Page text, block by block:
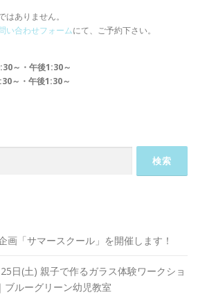
ありません。
い合わせフォームにて、ご予約下さい。
～・午後1:30～
・午後1:30～
画「サマースクール」を開催します！
日(土) 親子で作るガラス体験ワークショ
ブルーグリーン幼児教室